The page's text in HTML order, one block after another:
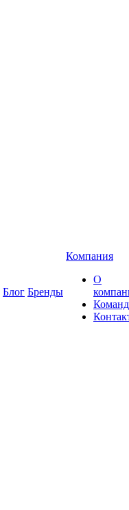
Блог Бренды
Компания
О